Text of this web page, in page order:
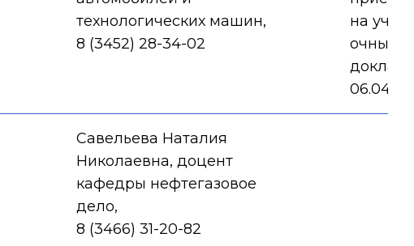
технологических машин,
8 (3452) 28-34-02
на
очным
Савельева Наталия
Николаевна, доцент
кафедры нефтегазовое
дело,
8 (3466) 31-20-82